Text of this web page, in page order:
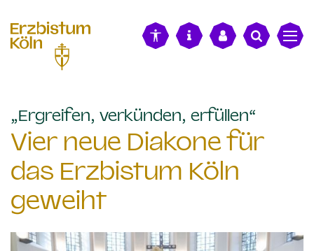
„Ergreifen, verkünden, erfüllen“
Vier neue Diakone für
das Erzbistum Köln
geweiht